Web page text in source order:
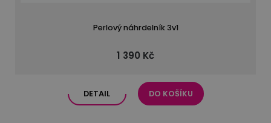
Perlový náhrdelník 3v1
1 390 Kč
DETAIL DO KOŠÍKU